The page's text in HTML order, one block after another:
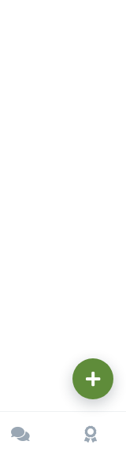
Cố vấn Dấu ấn